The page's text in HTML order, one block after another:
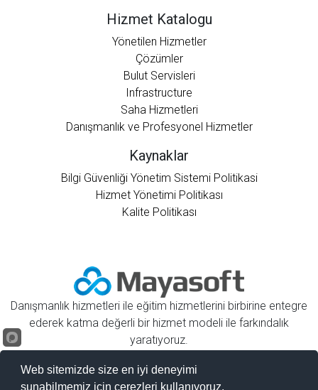
Hizmet Katalogu
Yönetilen Hizmetler
Çözümler
Bulut Servisleri
Infrastructure
Saha Hizmetleri
Danışmanlık ve Profesyonel Hizmetler
Kaynaklar
Bilgi Güvenliği Yönetim Sistemi Politikasi
Hizmet Yönetimi Politikası
Kalite Politikası
Danışmanlık hizmetleri ile eğitim hizmetlerini birbirine entegre
ederek katma değerli bir hizmet modeli ile farkındalık
yaratıyoruz.
Web sitemizde size en iyi deneyimi
sunabilmemiz için çerezleri kullanıyoruz.